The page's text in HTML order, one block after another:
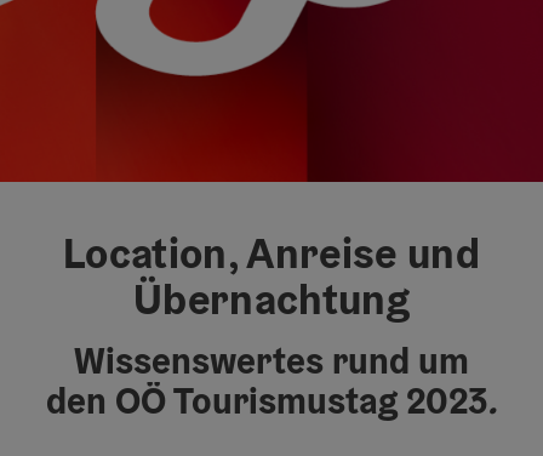
Location, Anreise und
Übernachtung
Wissenswertes rund um
den OÖ Tourismustag 2023.